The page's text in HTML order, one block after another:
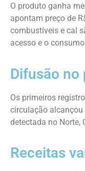
O produto ganha
apontam preço de
combustíveis e cal
acesso e o
Difusão no
Os primeiros
circulação alcançou
detectada no Norte,
Receitas